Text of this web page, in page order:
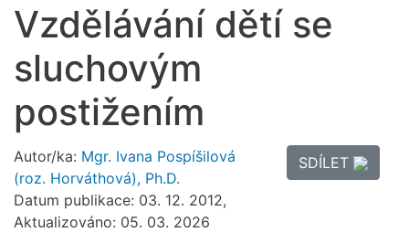
Vzdělávání dětí se
sluchovým
postižením
Autor/ka: Mgr. Ivana Pospíšilová
(roz. Horváthová), Ph.D.
Datum publikace: 03. 12. 2012,
Aktualizováno: 05. 03. 2026
SDÍLET